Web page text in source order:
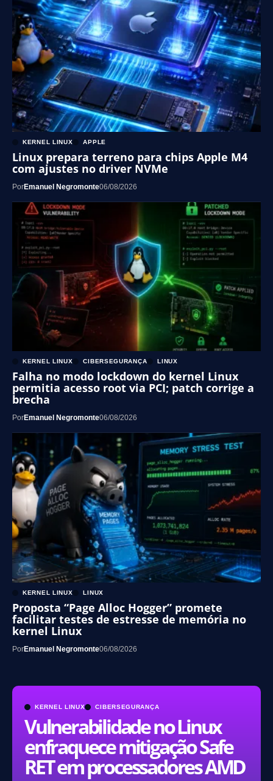
KERNEL LINUX CIBERSEGURANÇA
Vulnerabilidade no Linux
enfraquece mitigação Safe
RET em processadores AMD
KERNEL LINUX APPLE
Linux prepara terreno para chips Apple M4
com ajustes no driver NVMe
PorEmanuel Negromonte06/08/2026
KERNEL LINUX CIBERSEGURANÇA LINUX
Falha no modo lockdown do kernel Linux
permitia acesso root via PCI; patch corrige a
brecha
PorEmanuel Negromonte06/08/2026
KERNEL LINUX LINUX
Proposta “Page Alloc Hogger” promete
facilitar testes de estresse de memória no
kernel Linux
PorEmanuel Negromonte06/08/2026